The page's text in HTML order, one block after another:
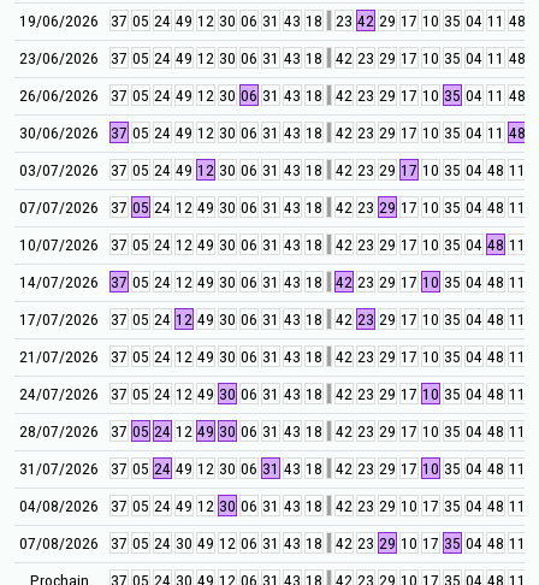
19/06/2026
37 05 24 49 12 30 06 31 43 18 23 42 29 17 10 35 04 11 48
23/06/2026
37 05 24 49 12 30 06 31 43 18 42 23 29 17 10 35 04 11 48
26/06/2026
37 05 24 49 12 30 06 31 43 18 42 23 29 17 10 35 04 11 48
30/06/2026
37 05 24 49 12 30 06 31 43 18 42 23 29 17 10 35 04 11 48
03/07/2026
37 05 24 49 12 30 06 31 43 18 42 23 29 17 10 35 04 48 11
07/07/2026
37 05 24 12 49 30 06 31 43 18 42 23 29 17 10 35 04 48 11
10/07/2026
37 05 24 12 49 30 06 31 43 18 42 23 29 17 10 35 04 48 11
14/07/2026
37 05 24 12 49 30 06 31 43 18 42 23 29 17 10 35 04 48 11
17/07/2026
37 05 24 12 49 30 06 31 43 18 42 23 29 17 10 35 04 48 11
21/07/2026
37 05 24 12 49 30 06 31 43 18 42 23 29 17 10 35 04 48 11
24/07/2026
37 05 24 12 49 30 06 31 43 18 42 23 29 17 10 35 04 48 11
28/07/2026
37 05 24 12 49 30 06 31 43 18 42 23 29 17 10 35 04 48 11
31/07/2026
37 05 24 49 12 30 06 31 43 18 42 23 29 17 10 35 04 48 11
04/08/2026
37 05 24 49 12 30 06 31 43 18 42 23 29 10 17 35 04 48 11
07/08/2026
37 05 24 30 49 12 06 31 43 18 42 23 29 10 17 35 04 48 11
Prochain
37 05 24 30 49 12 06 31 43 18 42 23 29 10 17 35 04 48 11